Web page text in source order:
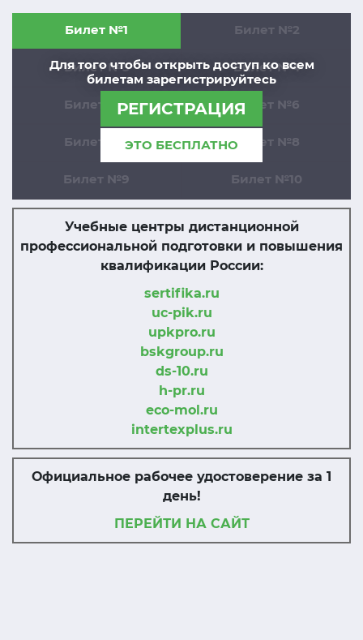
Для того чтобы открыть доступ ко всем
билетам зарегистрируйтесь
РЕГИСТРАЦИЯ
ЭТО БЕСПЛАТНО
Билет №1 Билет №2
Билет №3 Билет №4
Билет №5 Билет №6
Билет №7 Билет №8
Билет №9 Билет №10
Учебные центры дистанционной
профессиональной подготовки и повышения
квалификации России:
sertifika.ru
uc-pik.ru
upkpro.ru
bskgroup.ru
ds-10.ru
h-pr.ru
eco-mol.ru
intertexplus.ru
Официальное рабочее удостоверение за 1
день!
ПЕРЕЙТИ НА САЙТ